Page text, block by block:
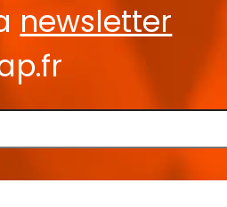
newsletter